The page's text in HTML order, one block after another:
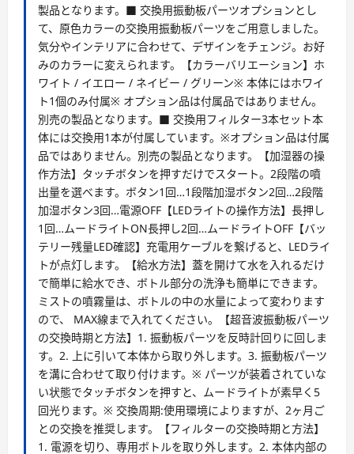
製品となります。■ 交換用振動板パーツオプションとし
て、原色カラーの交換用振動板パーツをご用意しました。
気分やインテリアに合わせて、デザインをチェンジ。お好
みのカラーに変えられます。【カラーバリエーション】ホ
ワイト / イエロー / ネイビー / グリーン※ 本体にはホワイ
ト1個のみ付属※ オプション品は付属品ではありません。
別売の製品となります。■ 交換用フィルター3本セット本
体には交換用1本が付属しています。※オプション品は付属
品ではありません。別売の製品となります。【加湿器の操
作方法】タッチボタンを押すだけでスタート。2段階の噴
出量を選べます。ボタン1回…1段階加湿ボタン2回…2段階
加湿ボタン3回…電源OFF【LEDライトの操作方法】長押し
1回…ムードライトON長押し2回…ムードライトOFF【バッ
テリー残量LED確認】充電用ケーブルを繋げると、LEDライ
トが点灯します。【給水方法】蓋を開けて水を入れるだけ
で簡単に給水でき、ボトル部分の洗浄も簡単にできます。
ミストの噴霧量は、ボトルの中の水量によって変わります
ので、 MAX線まで入れてください。【超音波振動板パーツ
の交換時期と方法】1. 振動板パーツを反時計回りに回しま
す。2. 上に引いて本体から取り外します。3. 振動板パーツ
を溝に合わせて取り付けます。※ パーツが装着されていな
い状態でタッチボタンを押すと、ムードライトが素早く5
回光ります。※ 交換周期:使用環境によりますが、2ヶ月ご
との交換を推奨します。【フィルターの交換時期と方法】
1. 電源を切り、専用ボトルを取り外します。2. 本体内部の